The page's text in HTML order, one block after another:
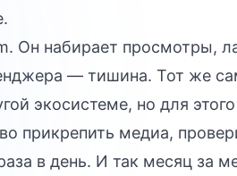
Он набирает просмотры,
— тишина. Тот же
экосистеме, но для
прикрепить медиа,
в день. И так месяц за